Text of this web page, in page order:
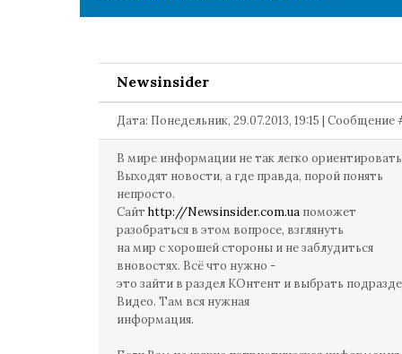
Newsinsider
Дата: Понедельник, 29.07.2013, 19:15 |
В мире информации не так легко
Выходят новости, а где правда, порой понять
непросто.
Сайт http://Newsinsider.com.ua поможет
разобраться в этом вопросе, взглянуть
на мир с хорошей стороны и не заблудиться
вновостях. Всё что нужно -
это зайти в раздел КОнтент и выбрать
Видео. Там вся нужная
информация.